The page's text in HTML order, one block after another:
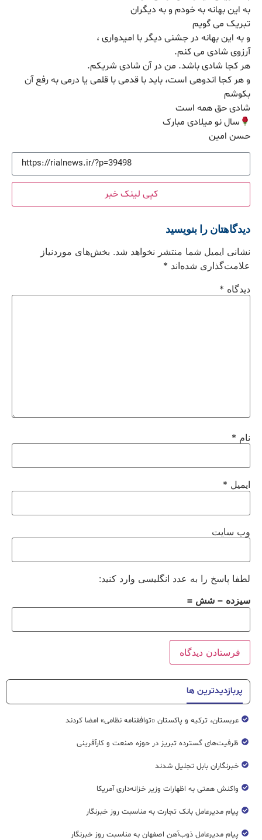
به این بهانه به خودم و به دیگران
تبریک می گویم
و به این بهانه در جشنی دیگر با امیدواری ،
آرزوی شادی می کنم.
هر کجا شادی باشد. من در آن شادی شریکم.
و هر کجا اندوهی است، باید با قدمی با قلمی یا درمی به رفع آن
بکوشم
شادی حق همه است
سال نو میلادی مبارک
حسن امین
کپی لینک خبر
دیدگاهتان را بنویسید
نشانی ایمیل شما منتشر نخواهد شد. بخش‌های موردنیاز
علامت‌گذاری شده‌اند *
دیدگاه *
نام *
ایمیل *
وب‌ سایت
لطفا پاسخ را به عدد انگلیسی وارد کنید:
سیزده − شش =
پربازدیدترین ها
عربستان، ترکیه و پاکستان «توافقنامه نظامی» امضا کردند
ظرفیت‌های گسترده‌ تبریز در حوزه صنعت و کارآفرینی
خبرنگاران بابل تجلیل شدند
واکنش همتی به اظهارات وزیر خزانه‌داری آمریکا
پیام مدیرعامل بانک تجارت به مناسبت روز خبرنگار
پیام مدیرعامل ذوب‌آهن اصفهان به مناسبت روز خبرنگار